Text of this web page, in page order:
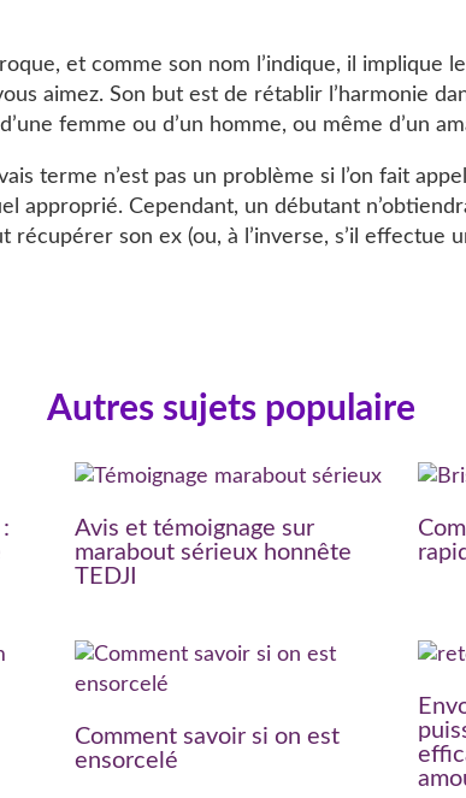
et comme son nom l’indique, il implique
aimez. Son but est de rétablir l’harmonie
femme ou d’un homme, ou même d’un
terme n’est pas un problème si l’on fait
approprié. Cependant, un débutant
son ex (ou, à l’inverse, s’il effectue
Autres sujets populaire
Avis et témoignage sur
marabout sérieux honnête
TEDJI
Comment savoir si on est
ensorcelé